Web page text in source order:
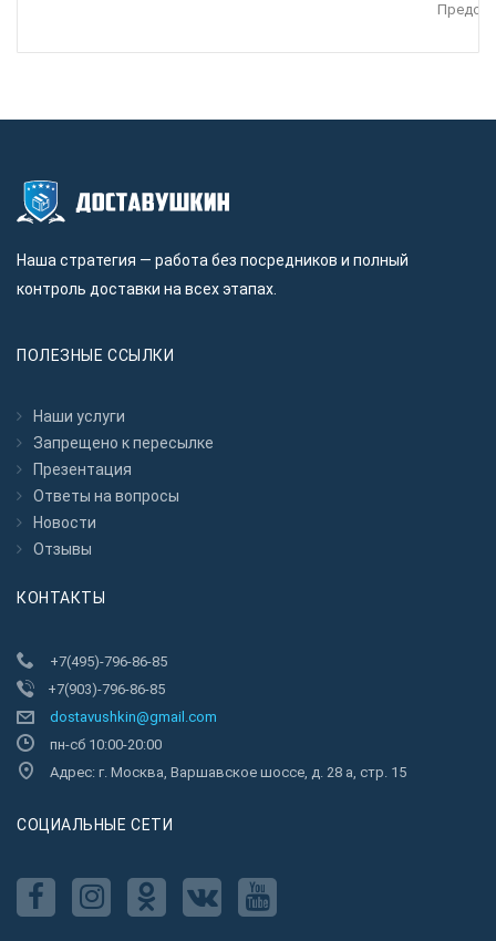
Наша стратегия — работа без посредников и полный
контроль доставки на всех этапах.
ПОЛЕЗНЫЕ ССЫЛКИ
Наши услуги
Запрещено к пересылкe
Презентация
Ответы на вопросы
Новости
Отзывы
КОНТАКТЫ
+7(495)-796-86-85
+7(903)-796-86-85
dostavushkin@gmail.com
пн-сб 10:00-20:00
Адрес: г. Москва, Варшавское шоссе, д. 28 а, стр. 15
CОЦИАЛЬНЫЕ СЕТИ